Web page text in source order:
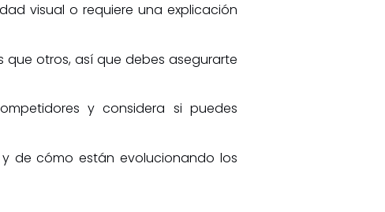
visual o requiere una explicación
que otros, así que debes asegurarte
y considera si puedes
de cómo están evolucionando los